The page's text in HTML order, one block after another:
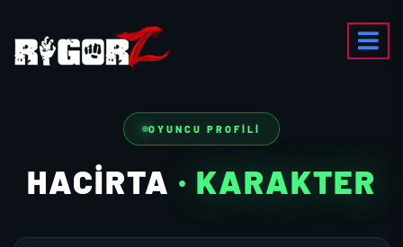
OYUNCU PROFILI
HACIRTA · KARAKTER